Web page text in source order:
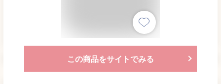
この商品をサイトでみる